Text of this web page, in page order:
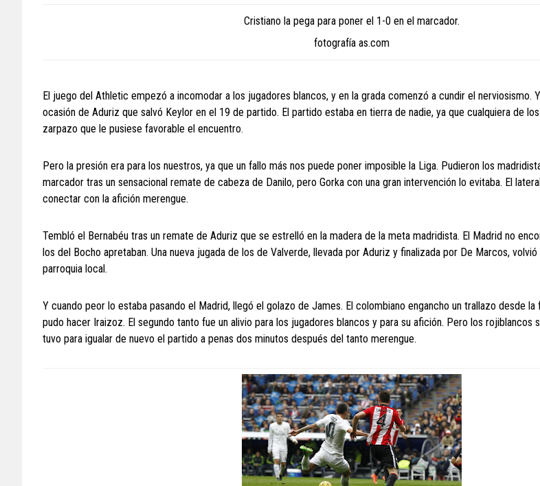
Cristiano la pega para poner el 1-0 en el marcador.
fotografía as.com
El juego del Athletic empezó a incomodar a los jugadores blancos, y en la grada comenzó a cundir el nerviosismo.
ocasión de Aduriz que salvó Keylor en el 19 de partido. El partido estaba en tierra de nadie, ya que cualquiera de
zarpazo que le pusiese favorable el encuentro.
Pero la presión era para los nuestros, ya que un fallo más nos puede poner imposible la Liga. Pudieron los
marcador tras un sensacional remate de cabeza de Danilo, pero Gorka con una gran intervención lo evitaba. El
conectar con la afición merengue.
Tembló el Bernabéu tras un remate de Aduriz que se estrelló en la madera de la meta madridista. El Madrid no
los del Bocho apretaban. Una nueva jugada de los de Valverde, llevada por Aduriz y finalizada por De Marcos,
parroquia local.
Y cuando peor lo estaba pasando el Madrid, llegó el golazo de James. El colombiano engancho un trallazo desde la
pudo hacer Iraizoz. El segundo tanto fue un alivio para los jugadores blancos y para su afición. Pero los rojiblancos
tuvo para igualar de nuevo el partido a penas dos minutos después del tanto merengue.